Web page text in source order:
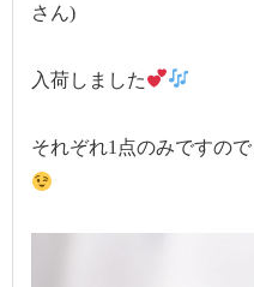
さん)
入荷しました
それぞれ1点のみですの